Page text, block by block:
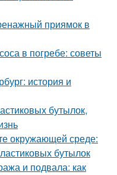
приямок в
в погребе: советы
история и
бутылок,
окружающей среде:
бутылок
и подвала: как